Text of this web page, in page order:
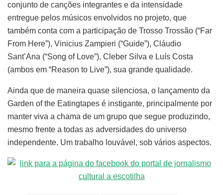
conjunto de canções integrantes e da intensidade
entregue pelos músicos envolvidos no projeto, que
também conta com a participação de Trosso Trossão (“Far
From Here”), Vinicius Zampieri (“Guide”), Cláudio
Sant’Ana (“Song of Love”), Cleber Silva e Luís Costa
(ambos em “Reason to Live”), sua grande qualidade.
Ainda que de maneira quase silenciosa, o lançamento da
Garden of the Eatingtapes é instigante, principalmente por
manter viva a chama de um grupo que segue produzindo,
mesmo frente a todas as adversidades do universo
independente. Um trabalho louvável, sob vários aspectos.